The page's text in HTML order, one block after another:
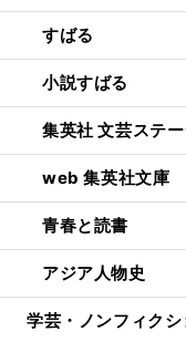
すばる
小説すばる
集英社 文芸ステ
web 集英社文庫
青春と読書
アジア人物史
学芸・ノンフィク